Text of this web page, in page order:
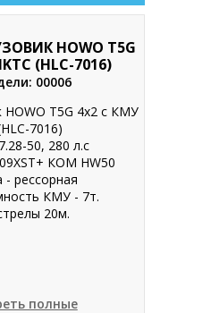
HOWO T5G
(HLC-7016)
00006
HOWO T5G 4x2 с КМУ
7016)
50, 280 л.с
КОМ HW50
- рессорная
КМУ - 7т.
20м.
полные